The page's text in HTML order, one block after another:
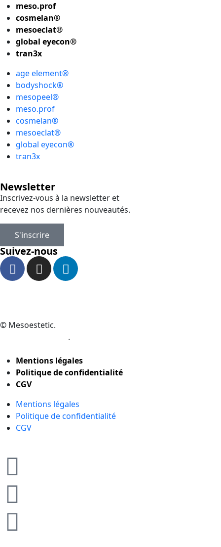
meso.prof
cosmelan®
mesoeclat®
global eyecon®
tran3x
age element®
bodyshock®
mesopeel®
meso.prof
cosmelan®
mesoeclat®
global eyecon®
tran3x
Newsletter
Inscrivez-vous à la newsletter et
recevez nos dernières nouveautés.
S'inscrire
Suivez-nous
© Mesoestetic.
.
Mentions légales
Politique de confidentialité
CGV
Mentions légales
Politique de confidentialité
CGV